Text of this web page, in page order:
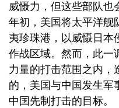
威慑力，但这些部队也
年初，美国将太平洋舰
夷珍珠港，以威慑日本
作战区域。然而，此一
力量的打击范围之内，
的，美国与中国发生军
中国先制打击的目标。